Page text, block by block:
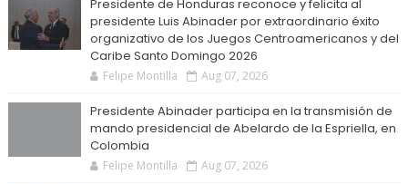
Presidente de Honduras reconoce y felicita al
presidente Luis Abinader por extraordinario éxito
organizativo de los Juegos Centroamericanos y del
Caribe Santo Domingo 2026
Felipe Montilla Aug 07, 2026
Presidente Abinader participa en la transmisión de
mando presidencial de Abelardo de la Espriella, en
Colombia
Felipe Montilla Aug 07, 2026